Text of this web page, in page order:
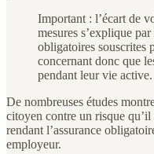
Important : l’écart de
mesures s’explique
obligatoires souscrites
concernant donc que
pendant leur vie active.
De nombreuses études
citoyen contre un risque
rendant l’assurance
employeur.